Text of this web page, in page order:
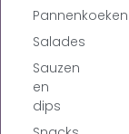
Pannenkoeken
Salades
Sauzen
en
dips